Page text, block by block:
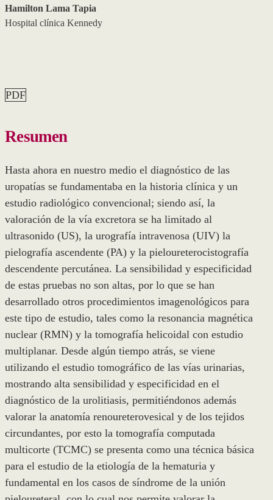
Hamilton Lama Tapia
Hospital clínica Kennedy
PDF
Resumen
Hasta ahora en nuestro medio el diagnóstico de las
uropatías se fundamentaba en la historia clínica y un
estudio radiológico convencional; siendo así, la
valoración de la vía excretora se ha limitado al
ultrasonido (US), la urografía intravenosa (UIV) la
pielografía ascendente (PA) y la pieloureterocistografía
descendente percutánea. La sensibilidad y especificidad
de estas pruebas no son altas, por lo que se han
desarrollado otros procedimientos imagenológicos para
este tipo de estudio, tales como la resonancia magnética
nuclear (RMN) y la tomografía helicoidal con estudio
multiplanar. Desde algún tiempo atrás, se viene
utilizando el estudio tomográfico de las vías urinarias,
mostrando alta sensibilidad y especificidad en el
diagnóstico de la urolitiasis, permitiéndonos además
valorar la anatomía renoureterovesical y de los tejidos
circundantes, por esto la tomografía computada
multicorte (TCMC) se presenta como una técnica básica
para el estudio de la etiología de la hematuria y
fundamental en los casos de síndrome de la unión